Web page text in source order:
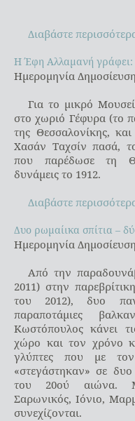
Διαβάστε
Η Έφη Αλλαμανή γράφει:
Η Έφη Αλλαμανή γράφει:
Ημερομηνία
Για το μικρό
στο χωριό Γέφυρα (το
της Θεσσαλονίκης,
Χασάν Ταχσίν πασά,
που παρέδωσε τη
δυνάμεις το 1912.
Διαβάστε
Δυο ρωμαίικα σπίτια –
Δυο ρωμαίικα σπίτια –
Ημερομηνία
Από την
2011) στην
του 2012), δυο
παραποτάμιες
Κωστόπουλος κάνει
χώρο και τον χρόνο
γλύπτες που με
«στεγάστηκαν» σε
του 20ού αιώνα.
Σαρωνικός, Ιόνιο,
συνεχίζονται.